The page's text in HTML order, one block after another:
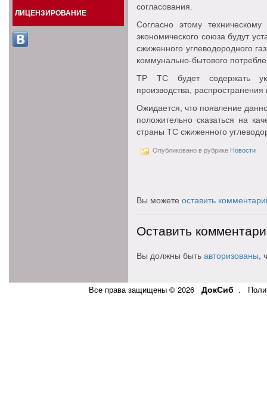
ЛИЦЕНЗИРОВАНИЕ
согласования.
Согласно этому
экономического союза будут
сжиженного углеводородного
коммунально-бытового
ТР ТС будет содержать
производства,
Ожидается, что появление
положительно сказаться на
страны ТС сжиженного
Опубликовано в рубрике Новости
Вы можете оставить
Оставить
Вы должны быть авторизованы,
Все права защищены © 2026 ДокСиб .